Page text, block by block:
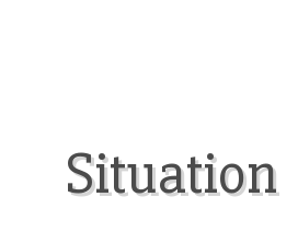
Situation